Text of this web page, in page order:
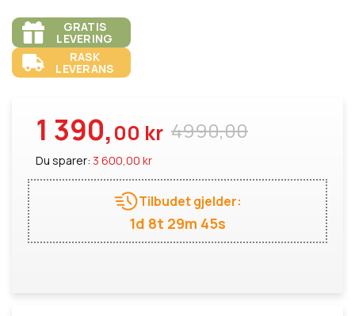
GRATIS
LEVERING
RASK
LEVERANS
4990,00
1 390,00 kr
Du sparer: 3 600,00 kr
Tilbudet gjelder:
1d 8t 29m 45s